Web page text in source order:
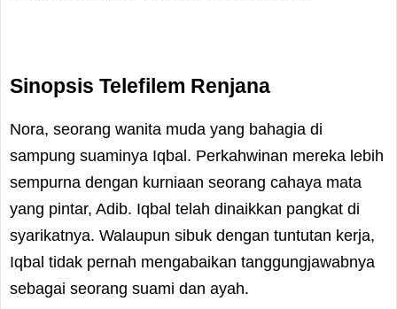
Sinopsis Telefilem Renjana
Nora, seorang wanita muda yang bahagia di
sampung suaminya Iqbal. Perkahwinan mereka lebih
sempurna dengan kurniaan seorang cahaya mata
yang pintar, Adib. Iqbal telah dinaikkan pangkat di
syarikatnya. Walaupun sibuk dengan tuntutan kerja,
Iqbal tidak pernah mengabaikan tanggungjawabnya
sebagai seorang suami dan ayah.